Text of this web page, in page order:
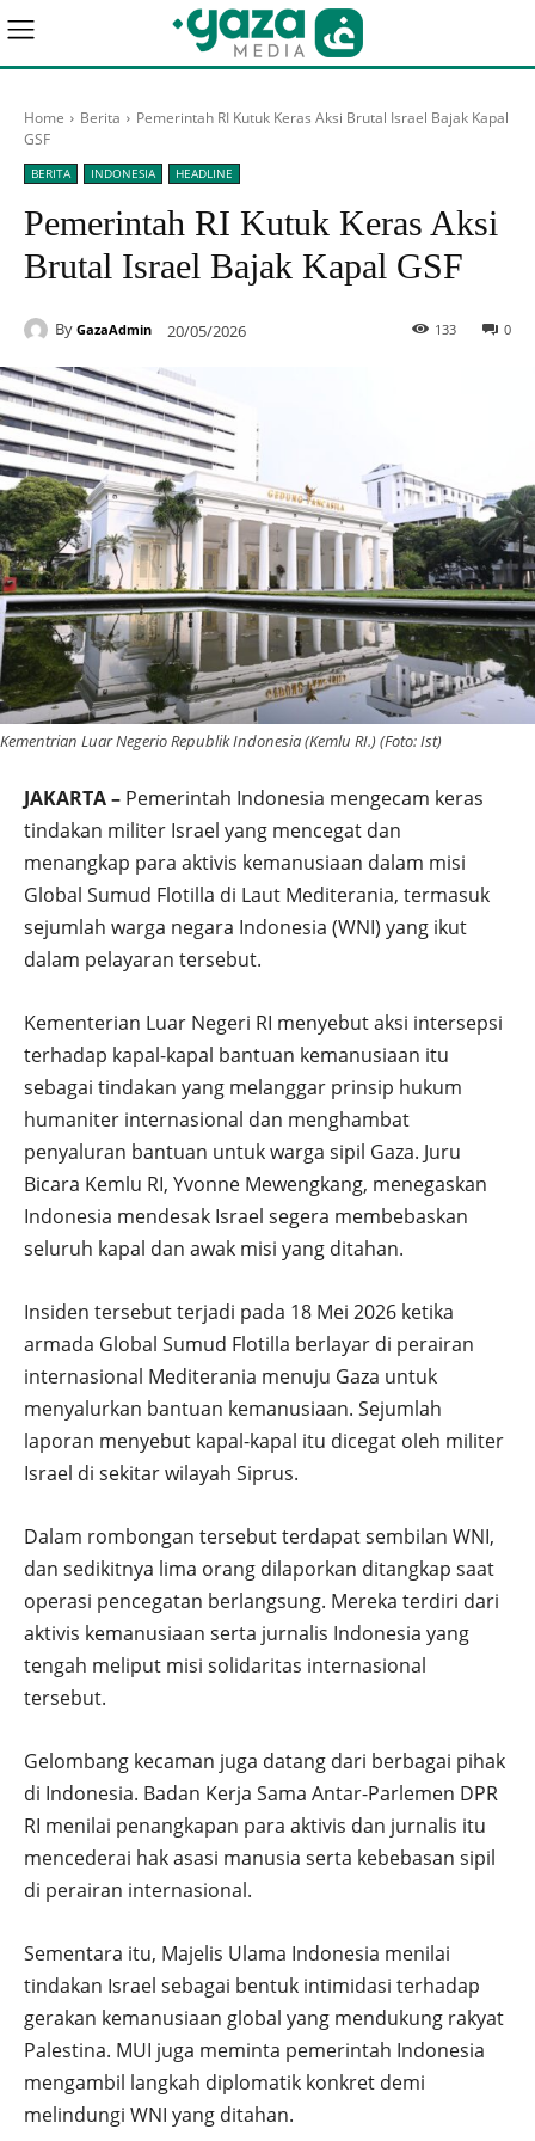
Home Berita
Pemerintah RI Kutuk Keras Aksi Brutal Israel Bajak Kapal
GSF
BERITA INDONESIA HEADLINE
Pemerintah RI Kutuk Keras Aksi
Brutal Israel Bajak Kapal GSF
By GazaAdmin 20/05/2026 0
133
Kementrian Luar Negerio Republik Indonesia (Kemlu RI.) (Foto: Ist)
JAKARTA – Pemerintah Indonesia mengecam keras
tindakan militer Israel yang mencegat dan
menangkap para aktivis kemanusiaan dalam misi
Global Sumud Flotilla di Laut Mediterania, termasuk
sejumlah warga negara Indonesia (WNI) yang ikut
dalam pelayaran tersebut.
Kementerian Luar Negeri RI menyebut aksi intersepsi
terhadap kapal-kapal bantuan kemanusiaan itu
sebagai tindakan yang melanggar prinsip hukum
humaniter internasional dan menghambat
penyaluran bantuan untuk warga sipil Gaza. Juru
Bicara Kemlu RI, Yvonne Mewengkang, menegaskan
Indonesia mendesak Israel segera membebaskan
seluruh kapal dan awak misi yang ditahan.
Insiden tersebut terjadi pada 18 Mei 2026 ketika
armada Global Sumud Flotilla berlayar di perairan
internasional Mediterania menuju Gaza untuk
menyalurkan bantuan kemanusiaan. Sejumlah
laporan menyebut kapal-kapal itu dicegat oleh militer
Israel di sekitar wilayah Siprus.
Dalam rombongan tersebut terdapat sembilan WNI,
dan sedikitnya lima orang dilaporkan ditangkap saat
operasi pencegatan berlangsung. Mereka terdiri dari
aktivis kemanusiaan serta jurnalis Indonesia yang
tengah meliput misi solidaritas internasional
tersebut.
Gelombang kecaman juga datang dari berbagai pihak
di Indonesia. Badan Kerja Sama Antar-Parlemen DPR
RI menilai penangkapan para aktivis dan jurnalis itu
mencederai hak asasi manusia serta kebebasan sipil
di perairan internasional.
Sementara itu, Majelis Ulama Indonesia menilai
tindakan Israel sebagai bentuk intimidasi terhadap
gerakan kemanusiaan global yang mendukung rakyat
Palestina. MUI juga meminta pemerintah Indonesia
mengambil langkah diplomatik konkret demi
melindungi WNI yang ditahan.